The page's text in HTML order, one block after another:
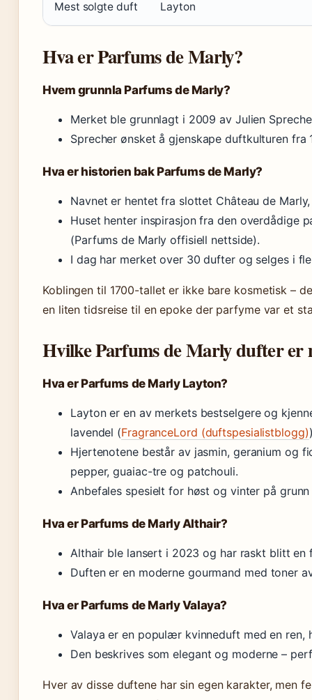
Mest solgte duft Layton
Hva er Parfums de Marly?
Hvem grunnla Parfums de Marly?
Merket ble grunnlagt i 2009 av Julien
Sprecher ønsket å gjenskape duftkulturen fra
Hva er historien bak Parfums de Marly?
Navnet er hentet fra slottet Château de
Huset henter inspirasjon fra den overdådige
(Parfums de Marly offisiell nettside).
I dag har merket over 30 dufter og selges i
Koblingen til 1700-tallet er ikke bare kosmetisk –
en liten tidsreise til en epoke der parfyme var et
Hvilke Parfums de Marly dufter er
Hva er Parfums de Marly Layton?
Layton er en av merkets bestselgere og
lavendel (FragranceLord (duftspesialistblogg)
Hjertenotene består av jasmin, geranium og
pepper, guaiac-tre og patchouli.
Anbefales spesielt for høst og vinter på
Hva er Parfums de Marly Althair?
Althair ble lansert i 2023 og har raskt blitt en
Duften er en moderne gourmand med toner
Hva er Parfums de Marly Valaya?
Valaya er en populær kvinneduft med en ren,
Den beskrives som elegant og moderne –
Hver av disse duftene har sin egen karakter, men